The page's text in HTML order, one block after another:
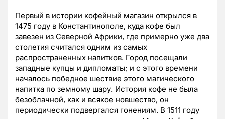
Первый в истории кофейный магазин открылся в
1475 году в Константинополе, куда кофе был
завезен из Северной Африки, где примерно уже два
столетия считался одним из самых
распространенных напитков. Город посещали
западные купцы и дипломаты; и с этого времени
началось победное шествие этого магического
напитка по земному шару. История кофе не была
безоблачной, как и всякое новшество, он
периодически подвергался гонениям. В 1511 году